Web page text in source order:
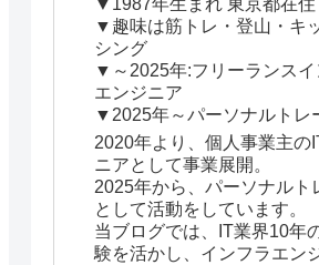
▼1987年生まれ 東京都在住
▼趣味は筋トレ・登山・キ
シング
▼～2025年:フリーランスイ
エンジニア
▼2025年～パーソナルトレ
2020年より、個人事業主の
ニアとして事業展開。
2025年から、パーソナルト
として活動をしています。
当ブログでは、IT業界10年
験を活かし、インフラエン